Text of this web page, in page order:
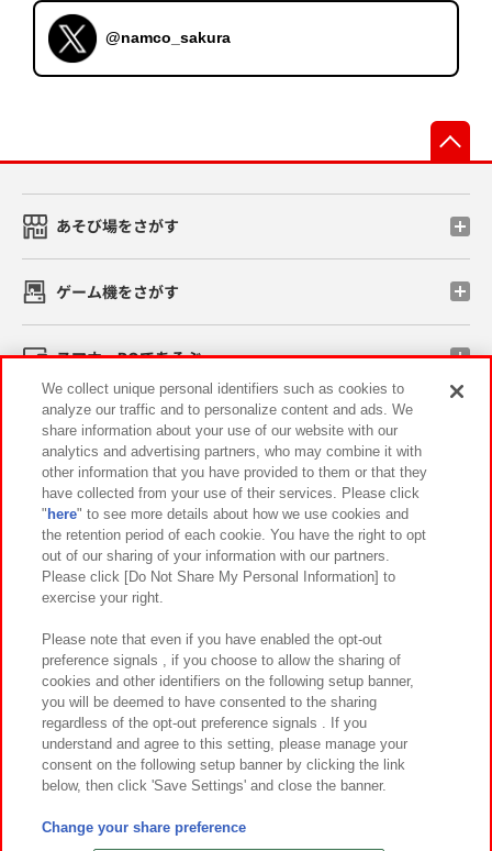
@namco_sakura
あそび場をさがす
ゲーム機をさがす
スマホ・PCであそぶ
イベント・キャンペーン
関連会社 サステナビリティ サイトポリシー
プライバシーポリシー ウェブアクセシビリティ方針と検証結果
お取引先さまとともに
カスタマーハラスメント対応方針 よくあるご質問・お問い合わせ
©Bandai Namco Amusement Inc.
©Bandai Namco Amusement Lab Inc.
We collect unique personal identifiers such as cookies to
analyze our traffic and to personalize content and ads. We
share information about your use of our website with our
analytics and advertising partners, who may combine it with
other information that you have provided to them or that they
have collected from your use of their services. Please click
" here" to see more details about how we use cookies and
the retention period of each cookie. You have the right to opt
out of our sharing of your information with our partners.
Please click [Do Not Share My Personal Information] to
exercise your right.
Please note that even if you have enabled the opt-out
preference signals , if you choose to allow the sharing of
cookies and other identifiers on the following setup banner,
you will be deemed to have consented to the sharing
regardless of the opt-out preference signals . If you
understand and agree to this setting, please manage your
consent on the following setup banner by clicking the link
below, then click 'Save Settings' and close the banner.
Change your share preference